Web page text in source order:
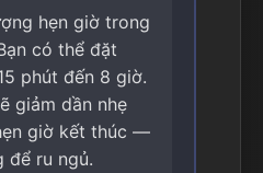
hẹn giờ trong
có thể đặt
phút đến 8 giờ.
giảm dần nhẹ
giờ kết thúc —
để ru ngủ.